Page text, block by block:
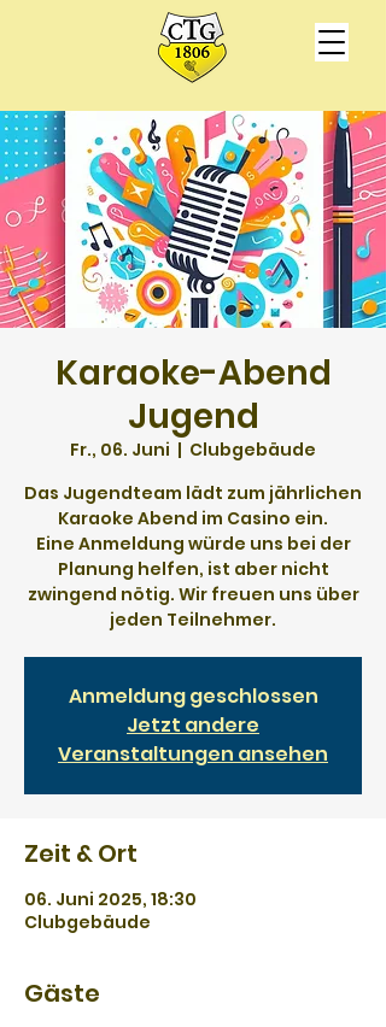
Karaoke-Abend
Jugend
Fr., 06. Juni
  |
Clubgebäude
Das Jugendteam lädt zum jährlichen
Karaoke Abend im Casino ein.
Eine Anmeldung würde uns bei der
Planung helfen, ist aber nicht
zwingend nötig. Wir freuen uns über
jeden Teilnehmer.
Anmeldung geschlossen
Jetzt andere
Veranstaltungen ansehen
Zeit & Ort
06. Juni 2025, 18:30
Clubgebäude
Gäste